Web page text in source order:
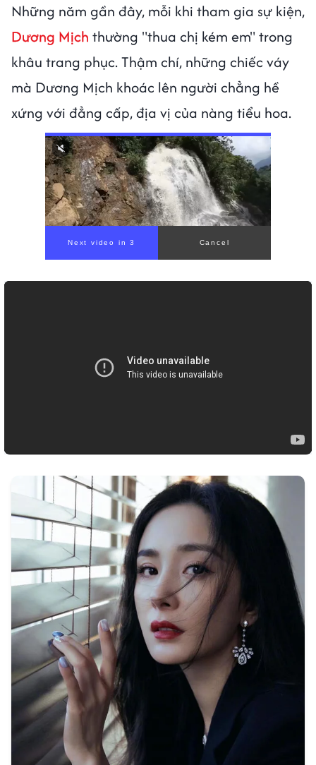
Những năm gần đây, mỗi khi tham gia sự kiện,
Dương Mịch thường "thua chị kém em" trong
khâu trang phục. Thậm chí, những chiếc váy
mà Dương Mịch khoác lên người chẳng hề
xứng với đẳng cấp, địa vị của nàng tiểu hoa.